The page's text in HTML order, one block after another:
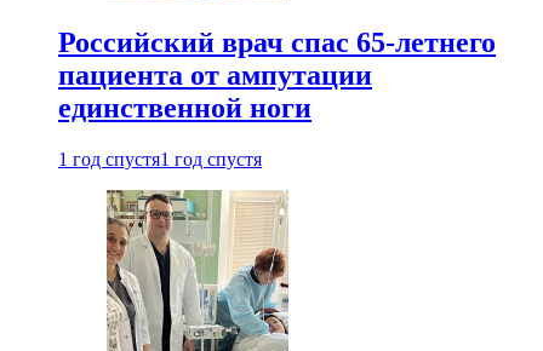
Российский врач спас 65-летнего
пациента от ампутации
единственной ноги
1 год спустя1 год спустя